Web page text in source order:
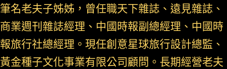
筆名老夫子姊姊，曾任職天下雜誌、遠見雜誌、
商業週刊雜誌經理、中國時報副總經理、中國時
報旅行社總經理。現任創意星球旅行設計總監、
黃金種子文化事業有限公司顧問。長期經營老夫